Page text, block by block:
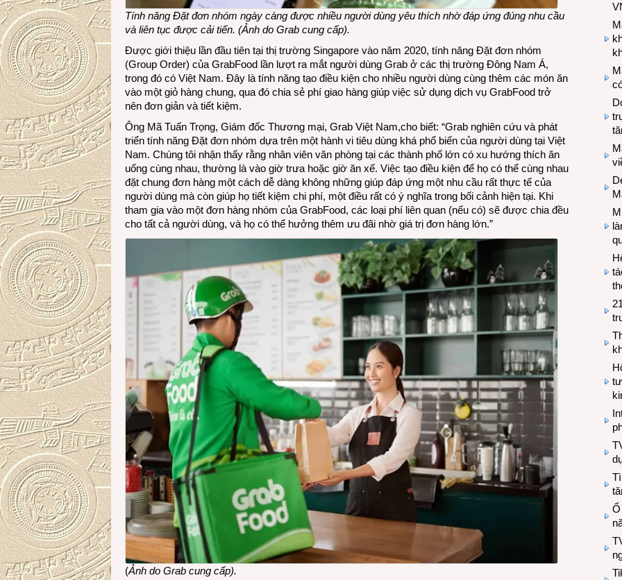
Tính năng Đặt đơn nhóm ngày càng được nhiều người dùng yêu thích nhờ đáp ứng đúng nhu cầu
và liên tục được cải tiến. (Ảnh do Grab cung cấp).
Được giới thiệu lần đầu tiên tại thị trường Singapore vào năm 2020, tính năng Đặt đơn nhóm
(Group Order) của GrabFood lần lượt ra mắt người dùng Grab ở các thị trường Đông Nam Á,
trong đó có Việt Nam. Đây là tính năng tạo điều kiện cho nhiều người dùng cùng thêm các món ăn
vào một giỏ hàng chung, qua đó chia sẻ phí giao hàng giúp việc sử dụng dịch vụ GrabFood trở
nên đơn giản và tiết kiệm.
Ông Mã Tuấn Trọng, Giám đốc Thương mại, Grab Việt Nam,cho biết: “Grab nghiên cứu và phát
triển tính năng Đặt đơn nhóm dựa trên một hành vi tiêu dùng khá phổ biến của người dùng tại Việt
Nam. Chúng tôi nhận thấy rằng nhân viên văn phòng tại các thành phố lớn có xu hướng thích ăn
uống cùng nhau, thường là vào giờ trưa hoặc giờ ăn xế. Việc tạo điều kiện để họ có thể cùng nhau
đặt chung đơn hàng một cách dễ dàng không những giúp đáp ứng một nhu cầu rất thực tế của
người dùng mà còn giúp họ tiết kiệm chi phí, một điều rất có ý nghĩa trong bối cảnh hiện tại. Khi
tham gia vào một đơn hàng nhóm của GrabFood, các loại phí liên quan (nếu có) sẽ được chia đều
cho tất cả người dùng, và họ có thể hưởng thêm ưu đãi nhờ giá trị đơn hàng lớn.”
(Ảnh do Grab cung cấp).